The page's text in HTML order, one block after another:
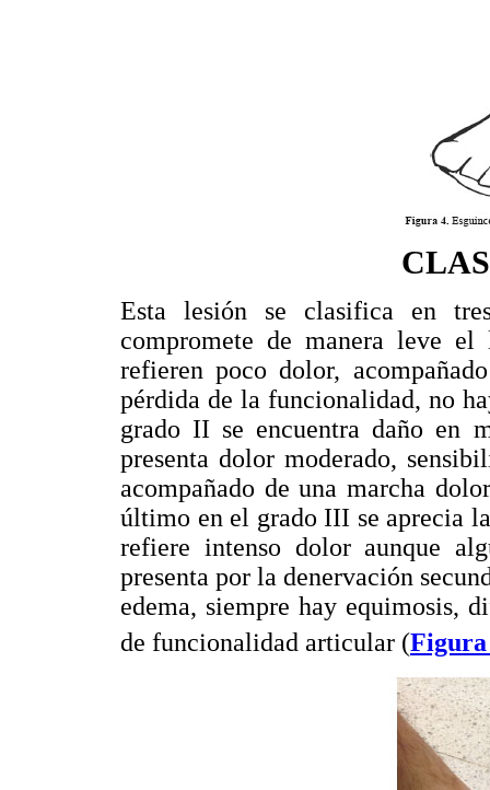
Esta lesión se clasifica en
compromete de manera leve el
refieren poco dolor,
pérdida de la funcionalidad, no
grado II se encuentra daño en
presenta dolor moderado,
acompañado de una marcha
último en el grado III se aprecia
refiere intenso dolor aunque
presenta por la denervación
edema, siempre hay equimosis,
de funcionalidad articular (Figura